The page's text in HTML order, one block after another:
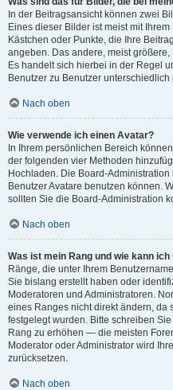
In der Beitragsansicht können zwei
Eines dieser Bilder ist meist mit
Kästchen oder Punkte, die Ihre
angeben. Das andere, meist größere,
Es handelt sich hierbei in der Regel
Benutzer zu Benutzer unterschiedlich
Nach oben
Wie verwende ich einen Avatar?
In Ihrem persönlichen Bereich
der folgenden vier Methoden
Hochladen. Die Board-
Benutzer Avatare benutzen können.
sollten Sie die Board-Administration
Nach oben
Was ist mein Rang und wie kann ich
Ränge, die unter Ihrem
Sie bislang erstellt haben oder
Moderatoren und Administratoren.
eines Ranges nicht direkt ändern, da
festgelegt wurden. Bitte schreiben
Rang zu erhöhen — die meisten
Moderator oder Administrator wird
zurücksetzen.
Nach oben